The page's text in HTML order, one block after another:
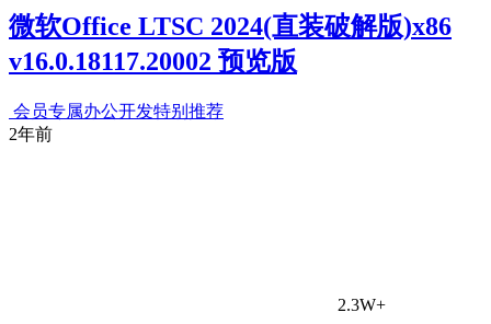
微软Office LTSC 2024(直装破解版)x86
v16.0.18117.20002 预览版
会员专属办公开发特别推荐
2年前
2.3W+